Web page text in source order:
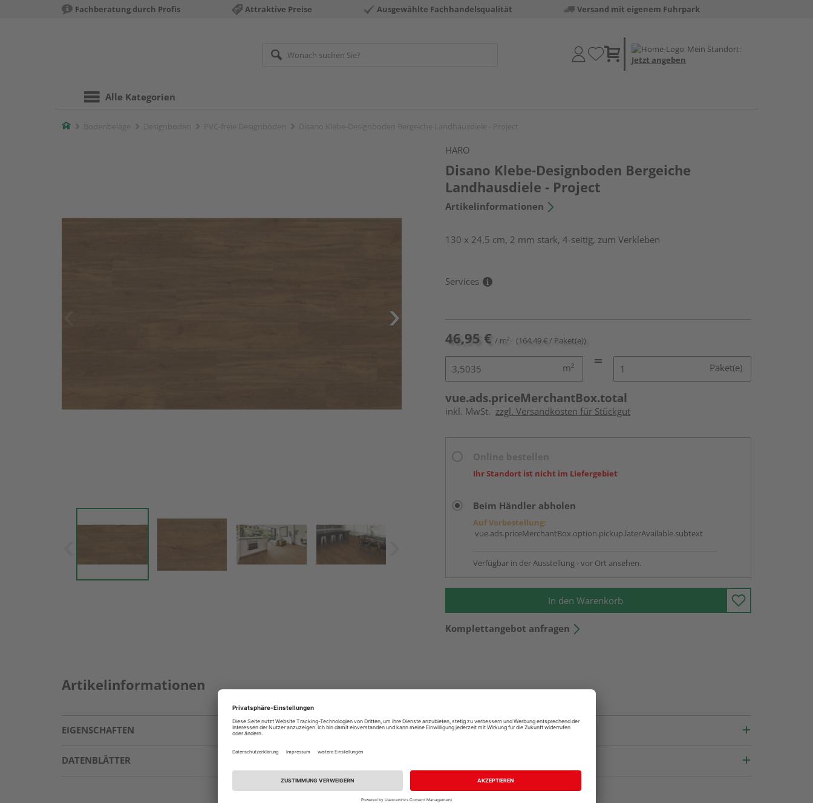
Fachberatung durch Profis Attraktive Preise Ausgewählte Fachhandelsqualität Versand mit eigenem Fuhrpark
Mein Standort:
Jetzt angeben
Alle Kategorien
Home
HARO
Disano Klebe-Designboden Bergeiche
Landhausdiele - Project
Artikelinformationen
130 x 24,5 cm, 2 mm stark, 4-seitig, zum Verkleben
Services
46,95 € / m² (164,49 € / Paket(e))
m² Paket(e)
vue.ads.priceMerchantBox.total
inkl. MwSt. zzgl. Versandkosten für Stückgut
Ihr Standort ist nicht im Liefergebiet
Beim Händler abholen
Auf Vorbestellung:
vue.ads.priceMerchantBox.option.pickup.laterAvailable.subtext
Verfügbar in der Ausstellung - vor Ort ansehen.
In den Warenkorb
Komplettangebot anfragen
Artikelinformationen
EIGENSCHAFTEN
DATENBLÄTTER